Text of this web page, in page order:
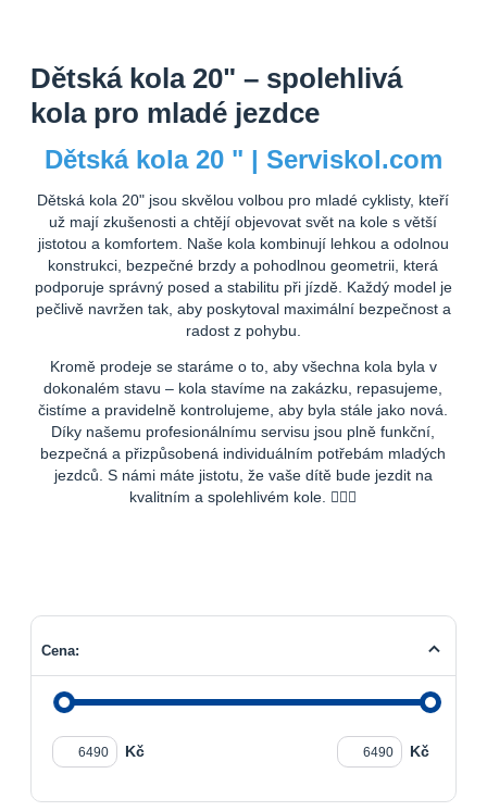
Dětská kola 20" – spolehlivá
kola pro mladé jezdce
Dětská kola 20 " | Serviskol.com
Dětská kola 20" jsou skvělou volbou pro mladé cyklisty, kteří
už mají zkušenosti a chtějí objevovat svět na kole s větší
jistotou a komfortem. Naše kola kombinují lehkou a odolnou
konstrukci, bezpečné brzdy a pohodlnou geometrii, která
podporuje správný posed a stabilitu při jízdě. Každý model je
pečlivě navržen tak, aby poskytoval maximální bezpečnost a
radost z pohybu.
Kromě prodeje se staráme o to, aby všechna kola byla v
dokonalém stavu – kola stavíme na zakázku, repasujeme,
čistíme a pravidelně kontrolujeme, aby byla stále jako nová.
Díky našemu profesionálnímu servisu jsou plně funkční,
bezpečná a přizpůsobená individuálním potřebám mladých
jezdců. S námi máte jistotu, že vaše dítě bude jezdit na
kvalitním a spolehlivém kole. 🚴‍♂️✨
Cena:
Kč Kč